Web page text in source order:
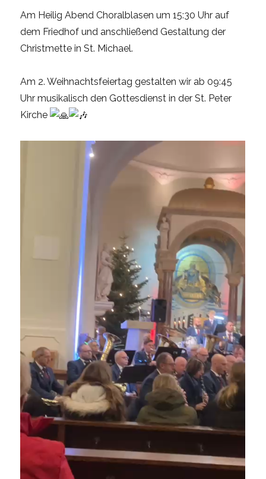
Am Heilig Abend Choralblasen um 15:30 Uhr auf
dem Friedhof und anschließend Gestaltung der
Christmette in St. Michael.
Am 2. Weihnachtsfeiertag gestalten wir ab 09:45
Uhr musikalisch den Gottesdienst in der St. Peter
Kirche